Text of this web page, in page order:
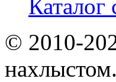
Каталог
© 2010-
нахлыстом.